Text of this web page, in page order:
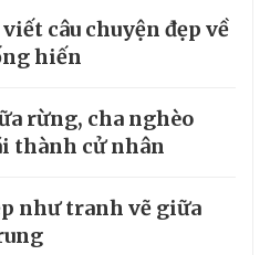
viết câu chuyện đẹp về
hiến
rừng, cha nghèo
thành cử nhân
như tranh vẽ giữa